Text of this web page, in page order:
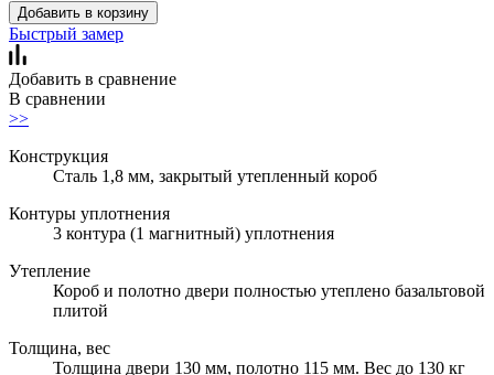
Добавить в корзину
Быстрый замер
Добавить в сравнение
В сравнении
>>
Конструкция
Сталь 1,8 мм, закрытый утепленный короб
Контуры уплотнения
3 контура (1 магнитный) уплотнения
Утепление
Короб и полотно двери полностью утеплено базальтовой
плитой
Толщина, вес
Толщина двери 130 мм, полотно 115 мм. Вес до 130 кг